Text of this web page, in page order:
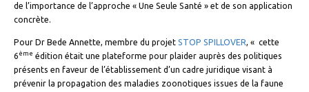
de l’importance de l’approche « Une Seule Santé » et de son application
concrète.
Pour Dr Bede Annette, membre du projet STOP SPILLOVER, « cette
6ème édition était une plateforme pour plaider auprès des politiques
présents en faveur de l’établissement d’un cadre juridique visant à
prévenir la propagation des maladies zoonotiques issues de la faune